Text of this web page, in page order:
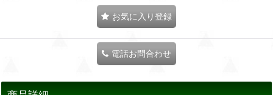
お気に入り登録
電話お問合わせ